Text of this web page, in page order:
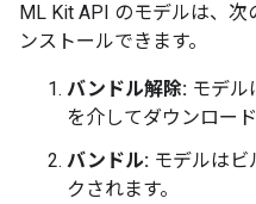
ML Kit API のモデルは、次
ンストールできます。
バンドル解除: モデル
を介してダウンロー
バンドル: モデルはビ
クされます。